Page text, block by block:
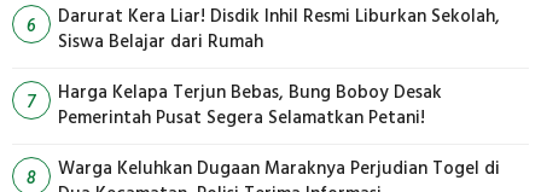
6
Darurat Kera Liar! Disdik Inhil Resmi Liburkan Sekolah,
Siswa Belajar dari Rumah
7
Harga Kelapa Terjun Bebas, Bung Boboy Desak
Pemerintah Pusat Segera Selamatkan Petani!
8
Warga Keluhkan Dugaan Maraknya Perjudian Togel di